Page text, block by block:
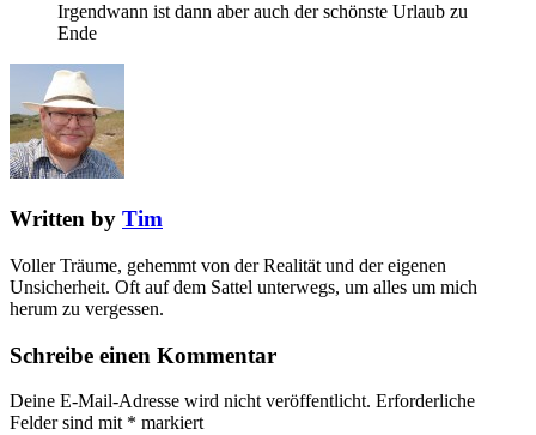
Irgendwann ist dann aber auch der schönste Urlaub zu
Ende
Written by Tim
Voller Träume, gehemmt von der Realität und der eigenen
Unsicherheit. Oft auf dem Sattel unterwegs, um alles um mich
herum zu vergessen.
Schreibe einen Kommentar
Deine E-Mail-Adresse wird nicht veröffentlicht. Erforderliche
Felder sind mit * markiert